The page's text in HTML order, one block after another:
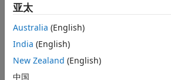
亚太
Australia (English)
India (English)
New Zealand (English)
中国